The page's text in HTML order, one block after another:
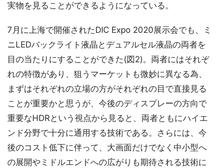
実物を見ることができるようになっている。
7月に上海で開催されたDIC Expo 2020展示会でも、ミ
ニLEDバックライト液晶とデュアルセル液晶の両者を
目の当たりにすることができた(図2)。両者にはそれぞ
れの特徴があり、狙うマーケットも微妙に異なる為、
まずはそれぞれの立場の方がそれぞれの目で直接見る
ことが重要かと思うが、今後のディスプレーの方向で
重要なHDRという視点から見ると、両者ともにハイエ
ンド分野で十分に通用する技術である。さらには、今
後のコスト低下に伴って、大画面だけでなく中小型へ
の展開やミドルエンドへの広がりも期待される技術に